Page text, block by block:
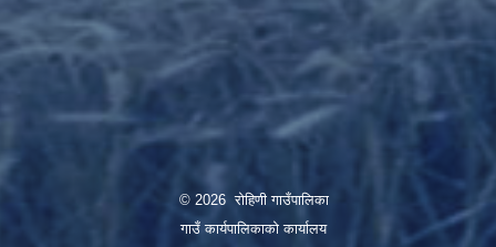
© 2026 रोहिणी गाउँपालिका
गाउँ कार्यपालिकाको कार्यालय